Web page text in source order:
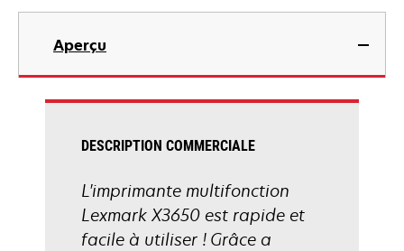
s’ouvre
nouvel
onglet
Aperçu
DESCRIPTION COMMERCIALE
L'imprimante multifonction
Lexmark X3650 est rapide et
facile à utiliser ! Grâce a